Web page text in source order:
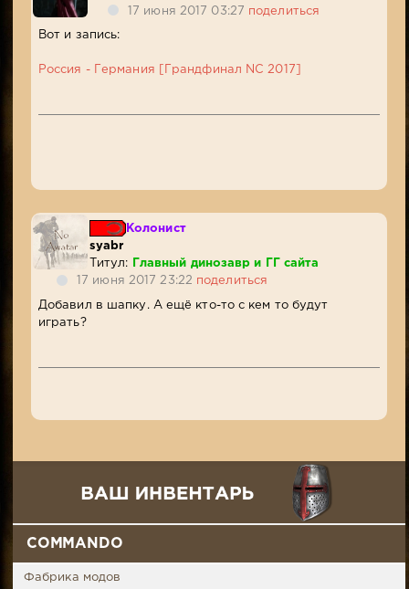
17 июня 2017 03:27 поделиться
Вот и запись:
Россия - Германия [Грандфинал NC 2017]
Колонист
syabr
Титул:
Главный динозавр и ГГ сайта
17 июня 2017 23:22 поделиться
Добавил в шапку. А ещё кто-то с кем то будут
играть?
COMMANDO
Фабрика модов